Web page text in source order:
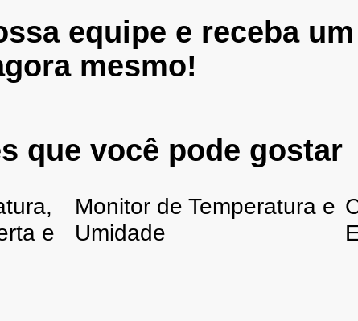
equipe e receba
mesmo!
que você pode gostar
e
Monitor de Temperatura e
Umidade